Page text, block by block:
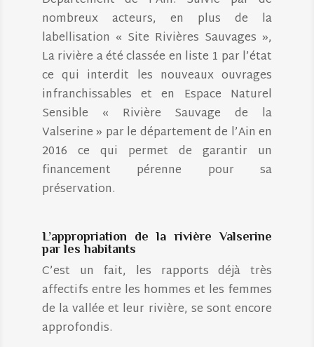
nombreux acteurs, en plus de la
labellisation « Site Rivières Sauvages »,
La rivière a été classée en liste 1 par l’état
ce qui interdit les nouveaux ouvrages
infranchissables et en Espace Naturel
Sensible « Rivière Sauvage de la
Valserine » par le département de l’Ain en
2016 ce qui permet de garantir un
financement pérenne pour sa
préservation.
L’appropriation de la rivière Valserine
par les habitants
C’est un fait, les rapports déjà très
affectifs entre les hommes et les femmes
de la vallée et leur rivière, se sont encore
approfondis.